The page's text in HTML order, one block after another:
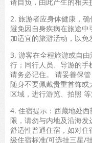
2. 旅游者应身体健康，
避免因自身疾病在旅途
加适宜的旅游活动，以免
3. 游客在全程旅游或自
行；同行人员、导游的
请务必记住。 请妥善保
随身不要佩戴贵重首饰
区域，进行游览、拍照 等
4. 住宿提示：西藏地处
限，请勿与内地及沿海
舒适性普通住宿，如对
级住宿标准(可选挂三星/